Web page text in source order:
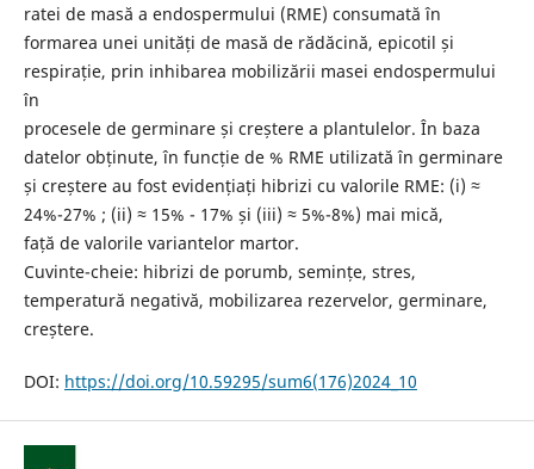
ratei de masă a endospermului (RME) consumată în
formarea unei unități de masă de rădăcină, epicotil și
respirație, prin inhibarea mobilizării masei endospermului
în
procesele de germinare și creștere a plantulelor. În baza
datelor obținute, în funcție de % RME utilizată în germinare
și creștere au fost evidențiați hibrizi cu valorile RME: (i) ≈
24%-27% ; (ii) ≈ 15% - 17% și (iii) ≈ 5%-8%) mai mică,
față de valorile variantelor martor.
Cuvinte-cheie: hibrizi de porumb, semințe, stres,
temperatură negativă, mobilizarea rezervelor, germinare,
creștere.
DOI: https://doi.org/10.59295/sum6(176)2024_10